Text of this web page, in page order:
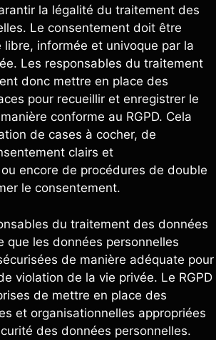
la légalité du traitement des
Le consentement doit être
informée et univoque par la
Les responsables du traitement
donc mettre en place des
pour recueillir et enregistrer le
conforme au RGPD. Cela
de cases à cocher, de
clairs et
encore de procédures de double
le consentement.
du traitement des données
que les données personnelles
de manière adéquate pour
violation de la vie privée. Le RGPD
de mettre en place des
et organisationnelles appropriées
des données personnelles.